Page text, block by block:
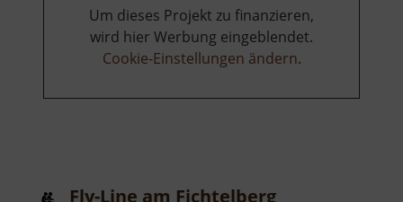
Um dieses Projekt zu finanzieren,
wird hier Werbung eingeblendet.
Cookie-Einstellungen ändern.
Fly-Line am Fichtelberg